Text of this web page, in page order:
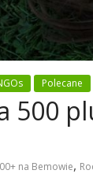
Polecane
500
na Bemowie,